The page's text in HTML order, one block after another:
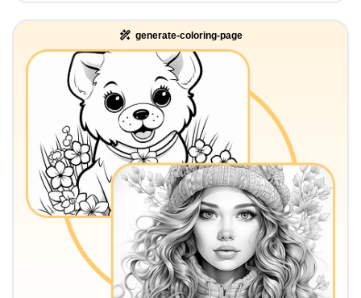
generate-coloring-page